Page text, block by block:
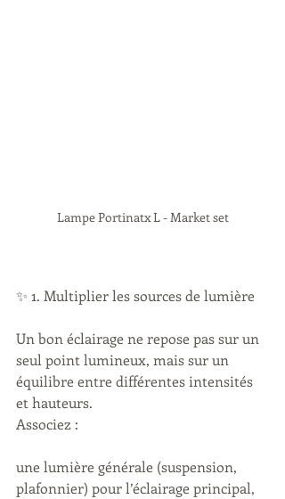
Lampe Portinatx L - Market set
✨ 1. Multiplier les sources de lumière
Un bon éclairage ne repose pas sur un
seul point lumineux, mais sur un
équilibre entre différentes intensités
et hauteurs.
Associez :
une lumière générale (suspension,
plafonnier) pour l’éclairage principal,